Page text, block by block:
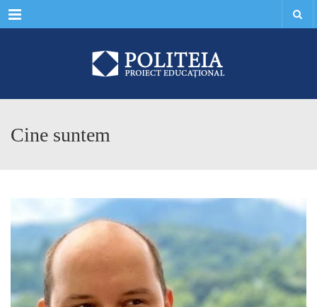
Menu
Cine suntem